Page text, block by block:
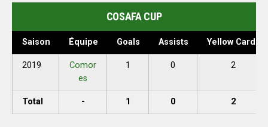
COSAFA CUP
Saison Équipe Goals Assists Yellow Cards
2019
Comor
es
1 0 2
Total - 1 0 2